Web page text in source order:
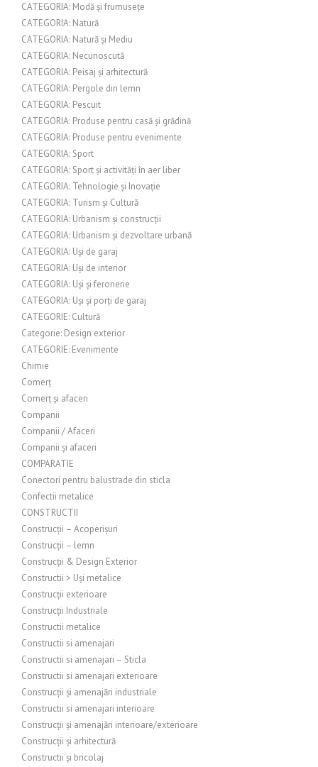
CATEGORIA: Modă și frumusețe
CATEGORIA: Natură
CATEGORIA: Natură și Mediu
CATEGORIA: Necunoscută
CATEGORIA: Peisaj și arhitectură
CATEGORIA: Pergole din lemn
CATEGORIA: Pescuit
CATEGORIA: Produse pentru casă și grădină
CATEGORIA: Produse pentru evenimente
CATEGORIA: Sport
CATEGORIA: Sport și activități în aer liber
CATEGORIA: Tehnologie și Inovație
CATEGORIA: Turism și Cultură
CATEGORIA: Urbanism și construcții
CATEGORIA: Urbanism și dezvoltare urbană
CATEGORIA: Uși de garaj
CATEGORIA: Uși de interior
CATEGORIA: Uși și feronerie
CATEGORIA: Uși și porți de garaj
CATEGORIE: Cultură
Categorie: Design exterior
CATEGORIE: Evenimente
Chimie
Comerț
Comerț și afaceri
Companii
Companii / Afaceri
Companii și afaceri
COMPARATIE
Conectori pentru balustrade din sticla
Confectii metalice
CONSTRUCTII
Construcții – Acoperișuri
Construcții – lemn
Construcții & Design Exterior
Constructii > Uși metalice
Construcții exterioare
Construcții Industriale
Constructii metalice
Constructii si amenajari
Constructii si amenajari – Sticla
Constructii si amenajari exterioare
Construcții și amenajări industriale
Constructii si amenajari interioare
Construcții și amenajări interioare/exterioare
Construcții și arhitectură
Constructii și bricolaj